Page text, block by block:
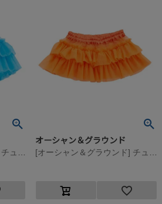
オーシャン＆グラウンド